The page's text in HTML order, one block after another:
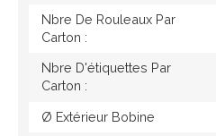
Nbre De Rouleaux Par
Carton :
Nbre D'étiquettes Par
Carton :
Ø Extérieur Bobine